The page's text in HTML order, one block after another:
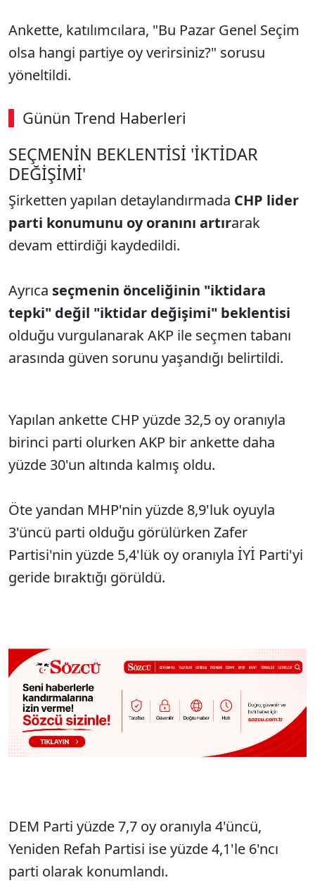
Ankette, katılımcılara, "Bu Pazar Genel Seçim
olsa hangi partiye oy verirsiniz?" sorusu
yöneltildi.
Günün Trend Haberleri
00:02 / 09:15
SEÇMENİN BEKLENTİSİ 'İKTİDAR
DEĞİŞİMİ'
Şirketten yapılan detaylandırmada CHP lider
parti konumunu oy oranını artırarak
devam ettirdiği kaydedildi.
Ayrıca seçmenin önceliğinin "iktidara
tepki" değil "iktidar değişimi" beklentisi
olduğu vurgulanarak AKP ile seçmen tabanı
arasında güven sorunu yaşandığı belirtildi.
Yapılan ankette CHP yüzde 32,5 oy oranıyla
birinci parti olurken AKP bir ankette daha
yüzde 30'un altında kalmış oldu.
Öte yandan MHP'nin yüzde 8,9'luk oyuyla
3'üncü parti olduğu görülürken Zafer
Partisi'nin yüzde 5,4'lük oy oranıyla İYİ Parti'yi
geride bıraktığı görüldü.
DEM Parti yüzde 7,7 oy oranıyla 4'üncü,
Yeniden Refah Partisi ise yüzde 4,1'le 6'ncı
parti olarak konumlandı.